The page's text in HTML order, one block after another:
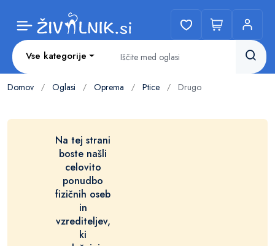
Vse kategorije
Domov / Oglasi / Oprema / Ptice / Drugo
Na tej strani
boste našli
celovito
ponudbo
fizičnih oseb
in
vzrediteljev,
ki